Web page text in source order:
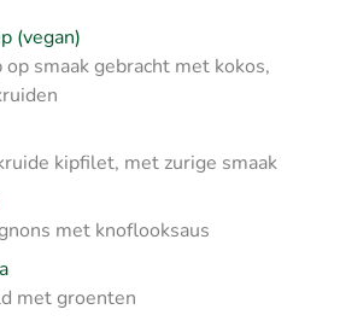
(vegan)
smaak gebracht met kokos,
kipfilet, met zurige smaak
met knoflooksaus
met groenten